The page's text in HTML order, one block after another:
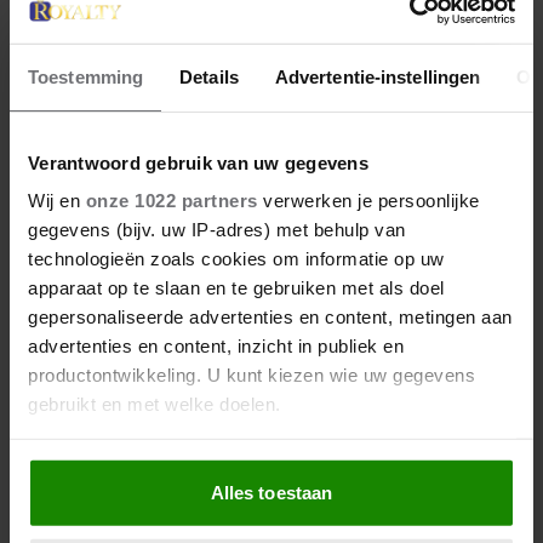
Toestemming Details Advertentie-instellingen
Verantwoord gebruik van uw gegevens
Wij en onze 1022 partners verwerken je persoonlijke
gegevens (bijv. uw IP-adres) met behulp van
technologieën zoals cookies om informatie op uw
apparaat op te slaan en te gebruiken met als doel
gepersonaliseerde advertenties en content, metingen aan
advertenties en content, inzicht in publiek en
productontwikkeling. U kunt kiezen wie uw gegevens
gebruikt en met welke doelen.
Als u het toestaat, willen we ook graag:
Informatie verzamelen over uw geografische
locatie, die tot een paar meter nauwkeurig kan zijn
Alles toestaan
28 april 2026
DIT ZIJN DE 4 FAVORIETE
MODEMERKEN VAN PRINSES
CATHERINE